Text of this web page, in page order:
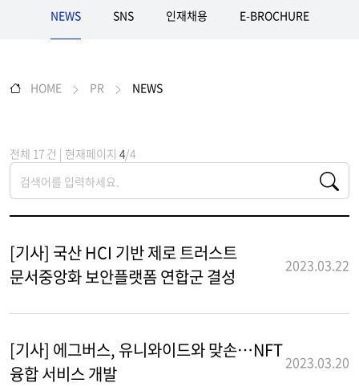
NEWS SNS 인재채용 E-BROCHURE
HOME PR NEWS
전체 17 건 | 현재페이지 4/4
[기사] 국산 HCI 기반 제로 트러스트
문서중앙화 보안플랫폼 연합군 결성
2023.03.22
[기사] 에그버스, 유니와이드와 맞손…NFT
융합 서비스 개발
2023.03.20